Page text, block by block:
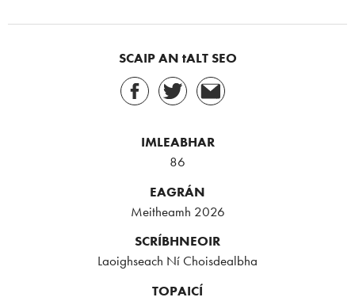
SCAIP AN tALT SEO
IMLEABHAR
86
EAGRÁN
Meitheamh 2026
SCRÍBHNEOIR
Laoighseach Ní Choisdealbha
TOPAICÍ